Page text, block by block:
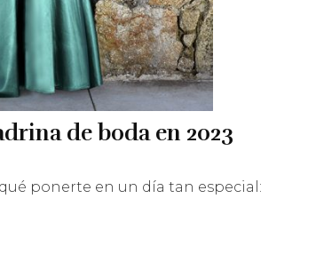
de boda en 2023
ponerte en un día tan especial: